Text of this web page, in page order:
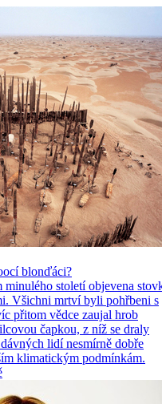
blonďáci?
století objevena
Všichni mrtví byli pohřbeni s
přitom vědce zaujal hrob
čapkou, z níž se draly
lidí nesmírně dobře
klimatickým podmínkám.